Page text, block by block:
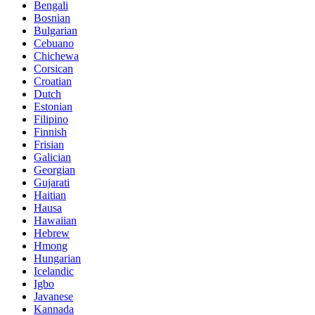
Bengali
Bosnian
Bulgarian
Cebuano
Chichewa
Corsican
Croatian
Dutch
Estonian
Filipino
Finnish
Frisian
Galician
Georgian
Gujarati
Haitian
Hausa
Hawaiian
Hebrew
Hmong
Hungarian
Icelandic
Igbo
Javanese
Kannada